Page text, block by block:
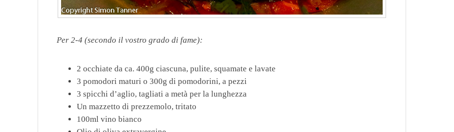
Per 2-4 (secondo il vostro grado di fame):
2 occhiate da ca. 400g ciascuna, pulite, squamate e lavate
3 pomodori maturi o 300g di pomodorini, a pezzi
3 spicchi d’aglio, tagliati a metà per la lunghezza
Un mazzetto di prezzemolo, tritato
100ml vino bianco